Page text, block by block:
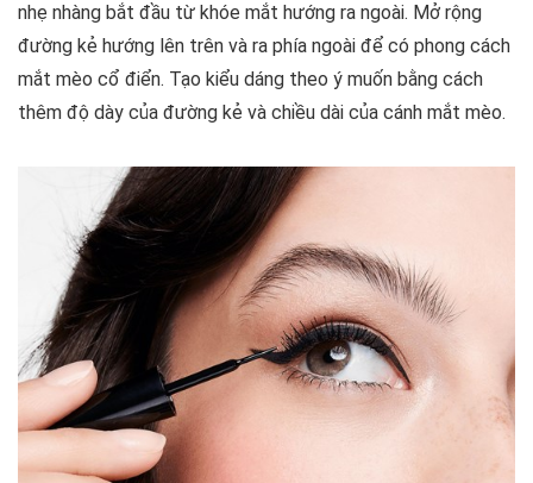
nhẹ nhàng bắt đầu từ khóe mắt hướng ra ngoài. Mở rộng
đường kẻ hướng lên trên và ra phía ngoài để có phong cách
mắt mèo cổ điển. Tạo kiểu dáng theo ý muốn bằng cách
thêm độ dày của đường kẻ và chiều dài của cánh mắt mèo.